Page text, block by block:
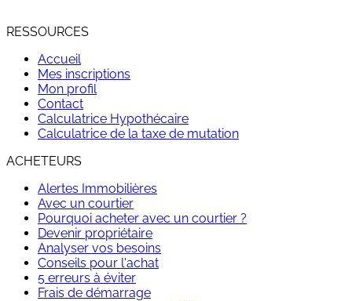
RESSOURCES
Accueil
Mes inscriptions
Mon profil
Contact
Calculatrice Hypothécaire
Calculatrice de la taxe de mutation
ACHETEURS
Alertes Immobilières
Avec un courtier
Pourquoi acheter avec un courtier ?
Devenir propriétaire
Analyser vos besoins
Conseils pour l'achat
5 erreurs à éviter
Frais de démarrage